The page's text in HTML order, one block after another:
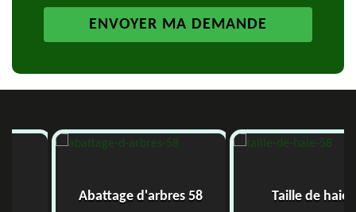
Abattage d'arbres 58 Taille de haie